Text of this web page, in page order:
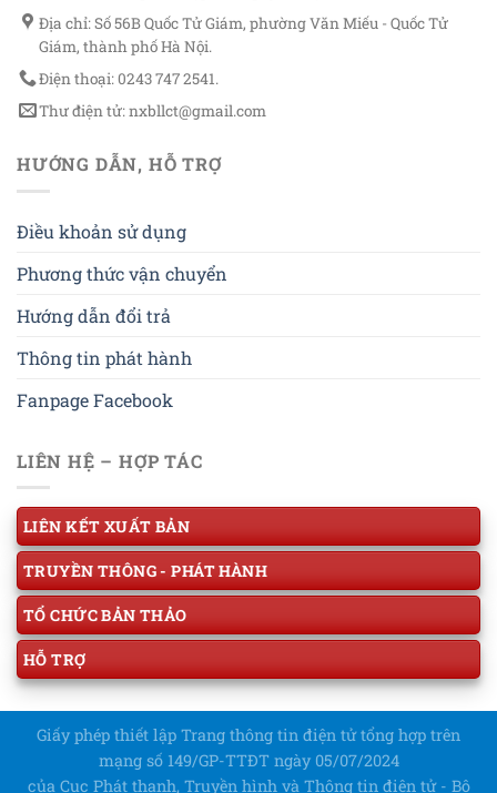
Địa chỉ: Số 56B Quốc Tử Giám, phường Văn Miếu - Quốc Tử
Giám, thành phố Hà Nội.
Điện thoại: 0243 747 2541.
Thư điện tử: nxbllct@gmail.com
HƯỚNG DẪN, HỖ TRỢ
Điều khoản sử dụng
Phương thức vận chuyển
Hướng dẫn đổi trả
Thông tin phát hành
Fanpage Facebook
LIÊN HỆ – HỢP TÁC
LIÊN KẾT XUẤT BẢN
TRUYỀN THÔNG - PHÁT HÀNH
TỔ CHỨC BẢN THẢO
HỖ TRỢ
Giấy phép thiết lập Trang thông tin điện tử tổng hợp trên
mạng số 149/GP-TTĐT ngày 05/07/2024
của Cục Phát thanh, Truyền hình và Thông tin điện tử - Bộ